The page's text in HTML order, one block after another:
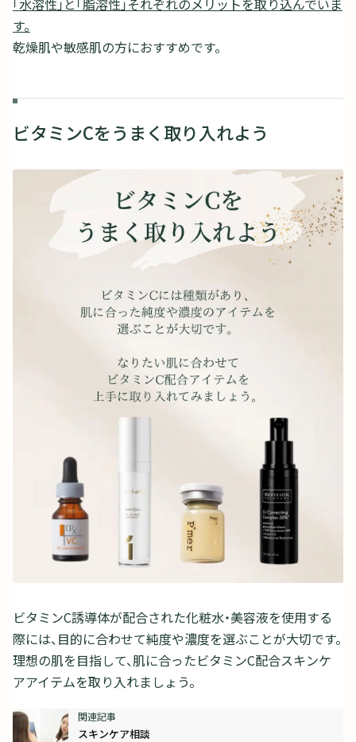
「水溶性」と「脂溶性」それぞれのメリットを取り込んでいま
す。
乾燥肌や敏感肌の方におすすめです。
ビタミンCをうまく取り入れよう
ビタミンC誘導体が配合された化粧水・美容液を使用する
際には、目的に合わせて純度や濃度を選ぶことが大切です。
理想の肌を目指して、肌に合ったビタミンC配合スキンケ
アアイテムを取り入れましょう。
スキンケア相談